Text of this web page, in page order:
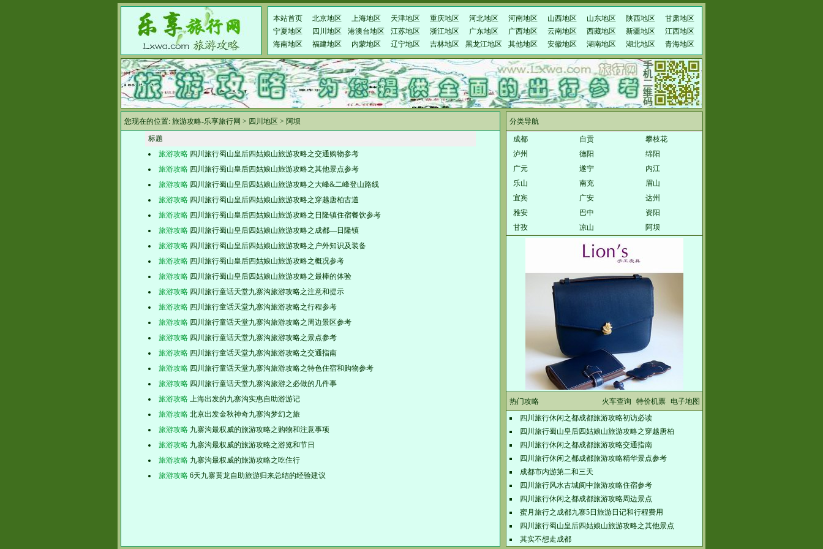
本站首页 北京地区 上海地区 天津地区 重庆地区 河北地区 河南地区 山西地区 山东地区 陕西地区
甘肃地区
宁夏地区
四川地区 港澳台地区 江苏地区 浙江地区 广东地区 广西地区 云南地区 西藏地区 新疆地区
江西地区
海南地区
福建地区 内蒙地区 辽宁地区 吉林地区 黑龙江地区 其他地区 安徽地区 湖南地区 湖北地区 青海地区
您现在的位置: 旅游攻略-乐享旅行网 > 四川地区 > 阿坝
标题
旅游攻略 四川旅行蜀山皇后四姑娘山旅游攻略之交通购物参考
旅游攻略 四川旅行蜀山皇后四姑娘山旅游攻略之其他景点参考
旅游攻略 四川旅行蜀山皇后四姑娘山旅游攻略之大峰&二峰登山路线
旅游攻略 四川旅行蜀山皇后四姑娘山旅游攻略之穿越唐柏古道
旅游攻略 四川旅行蜀山皇后四姑娘山旅游攻略之日隆镇住宿餐饮参考
旅游攻略 四川旅行蜀山皇后四姑娘山旅游攻略之成都—日隆镇
旅游攻略 四川旅行蜀山皇后四姑娘山旅游攻略之户外知识及装备
旅游攻略 四川旅行蜀山皇后四姑娘山旅游攻略之概况参考
旅游攻略 四川旅行蜀山皇后四姑娘山旅游攻略之最棒的体验
旅游攻略 四川旅行童话天堂九寨沟旅游攻略之注意和提示
旅游攻略 四川旅行童话天堂九寨沟旅游攻略之行程参考
旅游攻略 四川旅行童话天堂九寨沟旅游攻略之周边景区参考
旅游攻略 四川旅行童话天堂九寨沟旅游攻略之景点参考
旅游攻略 四川旅行童话天堂九寨沟旅游攻略之交通指南
旅游攻略 四川旅行童话天堂九寨沟旅游攻略之特色住宿和购物参考
旅游攻略 四川旅行童话天堂九寨沟旅游之必做的几件事
旅游攻略 上海出发的九寨沟实惠自助游游记
旅游攻略 北京出发金秋神奇九寨沟梦幻之旅
旅游攻略 九寨沟最权威的旅游攻略之购物和注意事项
旅游攻略 九寨沟最权威的旅游攻略之游览和节日
旅游攻略 九寨沟最权威的旅游攻略之吃住行
旅游攻略 6天九寨黄龙自助旅游归来总结的经验建议
分类导航
成都 自贡
攀枝花
泸州
德阳
绵阳
广元
遂宁
内江
乐山
南充
眉山
宜宾
广安
达州
雅安
巴中
资阳
甘孜
凉山 阿坝
热门攻略 火车查询 特价机票
电子地图
四川旅行休闲之都成都旅游攻略初访必读
四川旅行蜀山皇后四姑娘山旅游攻略之穿越唐柏
四川旅行休闲之都成都旅游攻略交通指南
四川旅行休闲之都成都旅游攻略精华景点参考
成都市内游第二和三天
四川旅行风水古城阆中旅游攻略住宿参考
四川旅行休闲之都成都旅游攻略周边景点
蜜月旅行之成都九寨5日旅游日记和行程费用
四川旅行蜀山皇后四姑娘山旅游攻略之其他景点
其实不想走成都